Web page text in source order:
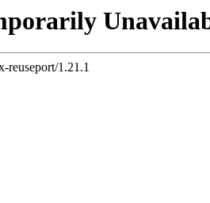
reuseport/1.21.1